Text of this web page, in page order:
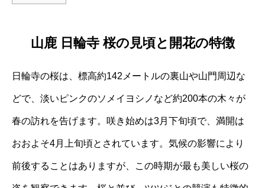
山鹿 日輪寺 桜の見頃と開花の特徴
日輪寺の桜は、標高約142メートルの裏山や山門周辺な
どで、淡いピンクのソメイヨシノなど約200本の木々が
春の訪れを告げます。咲き始めは3月下旬頃で、満開は
おおよそ4月上旬頃とされています。気候の影響により
前後することはありますが、この時期が最も美しい桜の